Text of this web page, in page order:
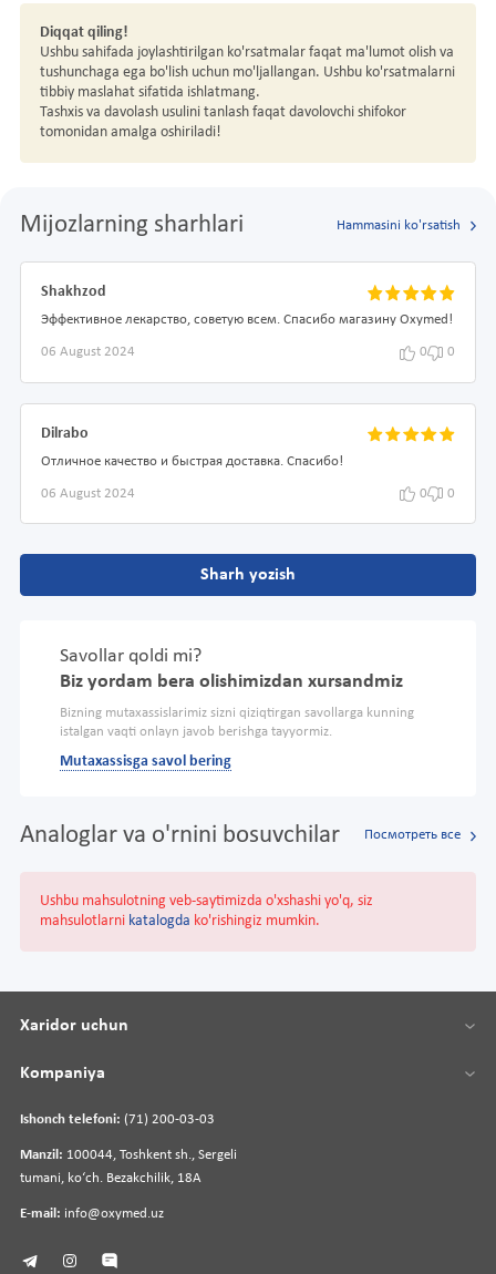
Diqqat qiling!
Ushbu sahifada joylashtirilgan ko'rsatmalar faqat ma'lumot olish va
tushunchaga ega bo'lish uchun mo'ljallangan. Ushbu ko'rsatmalarni
tibbiy maslahat sifatida ishlatmang.
Tashxis va davolash usulini tanlash faqat davolovchi shifokor
tomonidan amalga oshiriladi!
Mijozlarning sharhlari Hammasini ko'rsatish
Shakhzod
Эффективное лекарство, советую всем. Спасибо магазину Oxymed!
06 August 2024 0 0
Dilrabo
Отличное качество и быстрая доставка. Спасибо!
06 August 2024 0 0
Sharh yozish
Savollar qoldi mi?
Biz yordam bera olishimizdan xursandmiz
Bizning mutaxassislarimiz sizni qiziqtirgan savollarga kunning
istalgan vaqti onlayn javob berishga tayyormiz.
Mutaxassisga savol bering
Analoglar va o'rnini bosuvchilar Посмотреть все
Ushbu mahsulotning veb-saytimizda o'xshashi yo'q, siz
mahsulotlarni katalogda ko'rishingiz mumkin.
Ishonch telefoni: (71) 200-03-03
Manzil: 100044, Toshkent sh., Sergeli
tumani, koʻch. Bezakchilik, 18A
E-mail: info@oxymed.uz
Xaridor uchun
Kompaniya